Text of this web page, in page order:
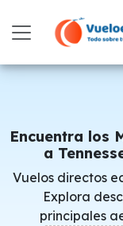
Encuentra los
a
Vuelos directos
Explora
principales